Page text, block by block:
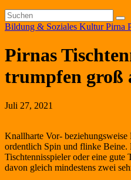
Bildung & Soziales KulturPirna
Pirnas
trumpfen groß
Juli 27, 2021
Knallharte Vor-
ordentlich Spin und flinke Beine.
Tischtennisspieler oder eine gute
davon gleich mindestens zwei